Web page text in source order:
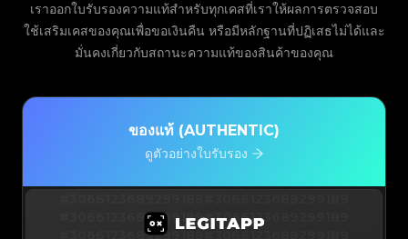
เราออกใบรับรองความแท้สำหรับทุกเคสที่เราให้ผลการตรวจสอบ
ใช้เสริมเคสของคุณเพื่อขอเงินคืน หรือมีหลักฐานที่ปฏิเสธไม่ได้และ
มั่นคงเกี่ยวกับสถานะความแท้ของสินค้าของคุณ
ของแท้ (AUTHENTIC)
ดูตัวอย่างใบรับรอง
#3066123689299189#3066123689299189
#3066123689299189#3066123689299189